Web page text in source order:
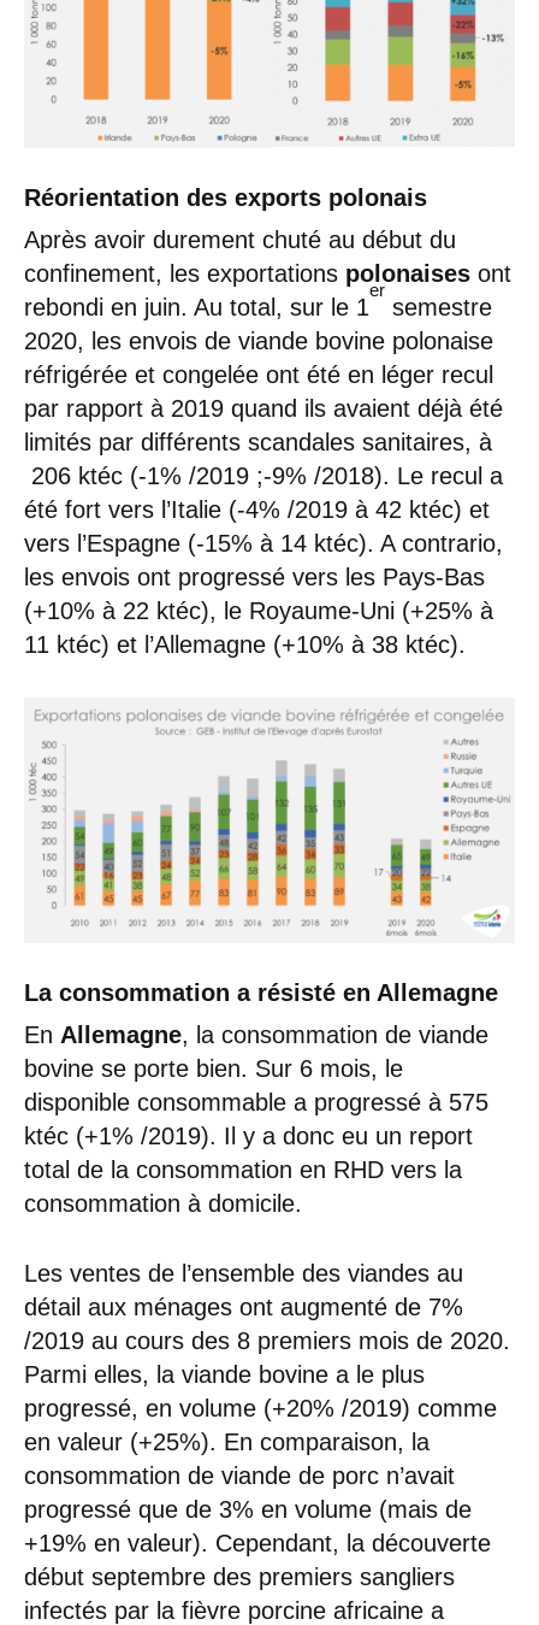
Réorientation des exports polonais
Après avoir durement chuté au début du
confinement, les exportations polonaises ont
rebondi en juin. Au total, sur le 1
er
semestre
2020, les envois de viande bovine polonaise
réfrigérée et congelée ont été en léger recul
par rapport à 2019 quand ils avaient déjà été
limités par différents scandales sanitaires, à
206 ktéc (-1% /2019 ;-9% /2018). Le recul a
été fort vers l’Italie (-4% /2019 à 42 ktéc) et
vers l’Espagne (-15% à 14 ktéc). A contrario,
les envois ont progressé vers les Pays-Bas
(+10% à 22 ktéc), le Royaume-Uni (+25% à
11 ktéc) et l’Allemagne (+10% à 38 ktéc).
La consommation a résisté en Allemagne
En Allemagne, la consommation de viande
bovine se porte bien. Sur 6 mois, le
disponible consommable a progressé à 575
ktéc (+1% /2019). Il y a donc eu un report
total de la consommation en RHD vers la
consommation à domicile.
Les ventes de l’ensemble des viandes au
détail aux ménages ont augmenté de 7%
/2019 au cours des 8 premiers mois de 2020.
Parmi elles, la viande bovine a le plus
progressé, en volume (+20% /2019) comme
en valeur (+25%). En comparaison, la
consommation de viande de porc n’avait
progressé que de 3% en volume (mais de
+19% en valeur). Cependant, la découverte
début septembre des premiers sangliers
infectés par la fièvre porcine africaine a